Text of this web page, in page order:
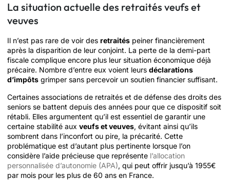
La situation actuelle des retraités veufs et
veuves
Il n’est pas rare de voir des retraités peiner financièrement
après la disparition de leur conjoint. La perte de la demi-part
fiscale complique encore plus leur situation économique déjà
précaire. Nombre d’entre eux voient leurs déclarations
d’impôts grimper sans percevoir un soutien financier suffisant.
Certaines associations de retraités et de défense des droits des
seniors se battent depuis des années pour que ce dispositif soit
rétabli. Elles argumentent qu’il est essentiel de garantir une
certaine stabilité aux veufs et veuves, évitant ainsi qu’ils
sombrent dans l’inconfort ou pire, la précarité. Cette
problématique est d’autant plus pertinente lorsque l’on
considère l’aide précieuse que représente l’allocation
personnalisée d’autonomie (APA), qui peut offrir jusqu’à 1955€
par mois pour les plus de 60 ans en France.